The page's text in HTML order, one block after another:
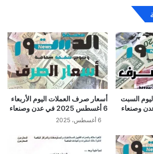
السبت
أسعار صرف العملات اليوم الأربعاء
6 أغسطس 2025 في عدن وصنعاء
6 أغسطس، 2025